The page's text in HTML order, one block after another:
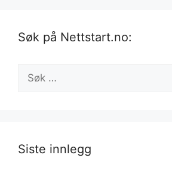
Søk på Nettstart.no:
etter:
Siste innlegg